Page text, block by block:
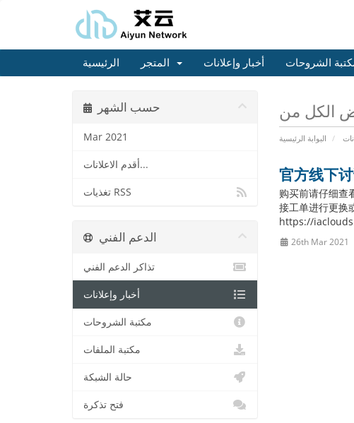
الرئيسية أخبار وإعلانات الشروحات
البوابة الرئيسية
حسب الشهر
Mar 2021
أقدم الاعلانات...
تغذيات RSS
官方线下
购买前请仔细查
接工单进行更换
https://
26th Mar 2021 الدعم الفني
تذاكر الدعم الفني
أخبار وإعلانات
مكتبة الشروحات
مكتبة الملفات
حالة الشبكة
فتح تذكرة